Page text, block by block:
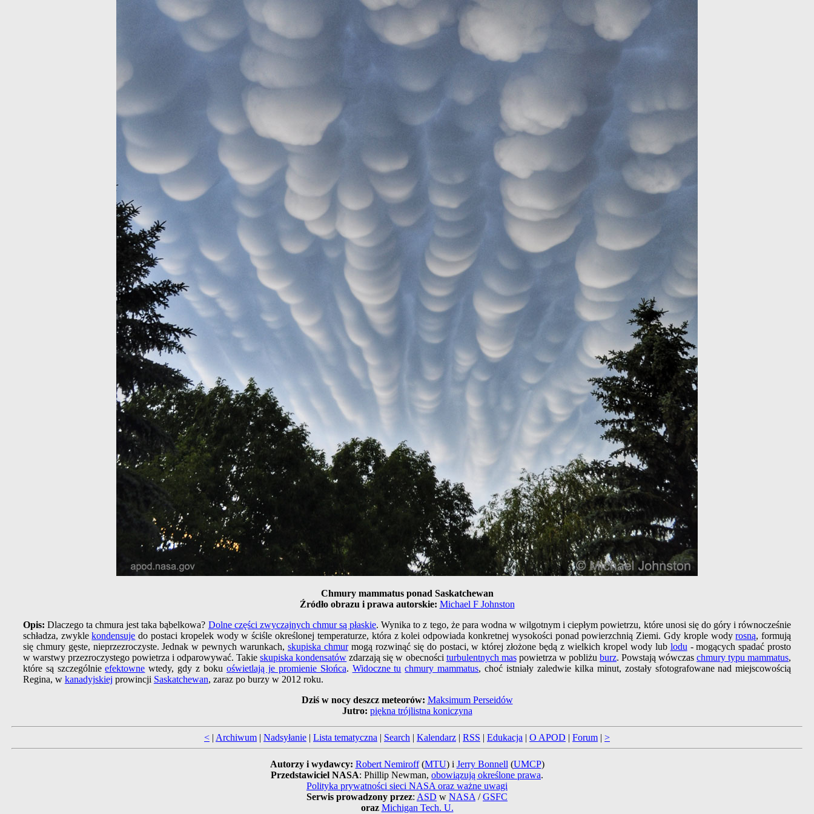
Chmury mammatus ponad Saskatchewan
Źródło obrazu i prawa autorskie: Michael F Johnston
Opis: Dlaczego ta chmura jest taka bąbelkowa? Dolne części zwyczajnych chmur są płaskie. Wynika to z tego, że para wodna w wilgotnym i ciepłym powietrzu, które unosi się do góry i równocześnie
schładza, zwyklekondensuje do postaci kropelek wody w ściśle określonej temperaturze, która z kolei odpowiada konkretnej wysokości ponad powierzchnią Ziemi. Gdy krople wodyrosną, formują
się chmury gęste, nieprzezroczyste. Jednak w pewnych warunkach,skupiska chmurmogą rozwinąć się do postaci, w której złożone będą z wielkich kropel wody lub lodu - mogących spadać prosto
w warstwy przezroczystego powietrza i odparowywać. Takieskupiska kondensatów zdarzają się w obecności turbulentnych maspowietrza w pobliżu burz. Powstają wówczaschmury typu mammatus,
które są szczególnieefektowne wtedy, gdy z boku oświetlają je promienie Słońca. Widoczne tu chmury mammatus, choć istniały zaledwie kilka minut, zostały sfotografowane nad miejscowością
Regina, w kanadyjskiej prowincji Saskatchewan, zaraz po burzy w 2012 roku.
Dziś w nocy deszcz meteorów: Maksimum Perseidów
Jutro: piękna trójlistna koniczyna
< | Archiwum | Nadsyłanie | Lista tematyczna | Search | Kalendarz | RSS | Edukacja | O APOD | Forum | >
Autorzy i wydawcy: Robert Nemiroff(MTU) i Jerry Bonnell (UMCP)
Przedstawiciel NASA: Phillip Newman, obowiązują określone prawa.
Polityka prywatności sieci NASA oraz ważne uwagi
Serwis prowadzony przez: ASD w NASA /GSFC
oraz Michigan Tech. U.